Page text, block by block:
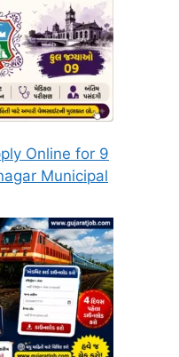
Online for 9
Municipal